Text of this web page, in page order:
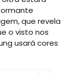
que revela
o visto nos
usará cores